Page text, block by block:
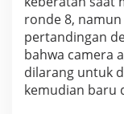
ronde 8,
pertandingan
bahwa camera
dilarang untuk
kemudian baru